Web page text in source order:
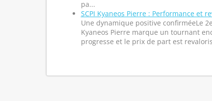
pa...
SCPI Kyaneos Pierre : Performance et
Une dynamique positive confirméeLe
Kyaneos Pierre marque un tournant
progresse et le prix de part est